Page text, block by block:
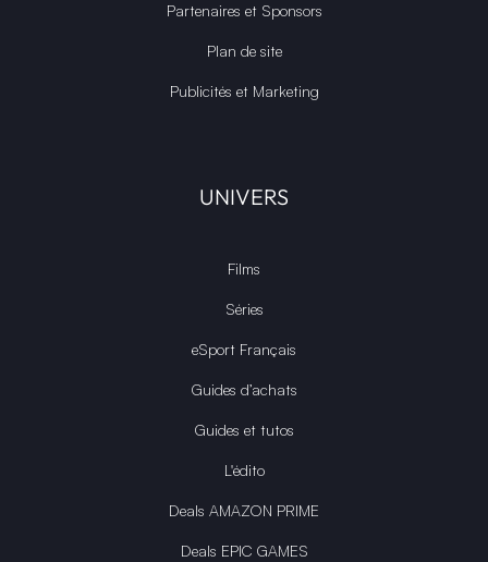
Partenaires et Sponsors
Plan de site
Publicités et Marketing
UNIVERS
Films
Séries
eSport Français
Guides d’achats
Guides et tutos
L'édito
Deals AMAZON PRIME
Deals EPIC GAMES